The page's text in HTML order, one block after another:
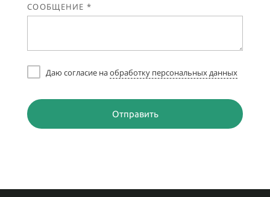
СООБЩЕНИЕ *
Даю согласие наобработку персональных данных
Отправить